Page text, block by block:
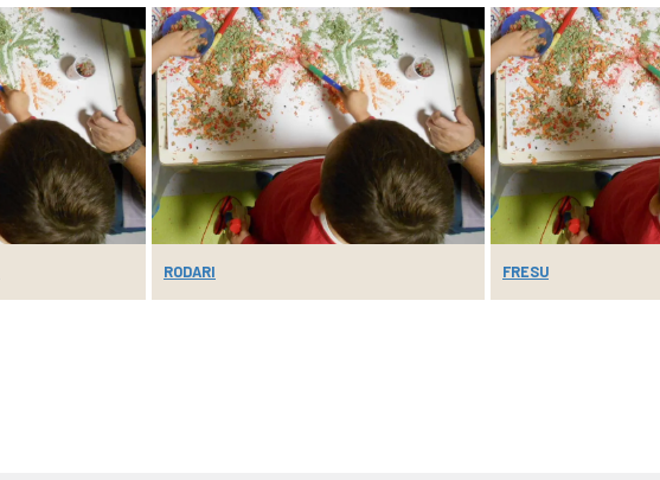
RODARI FRESU